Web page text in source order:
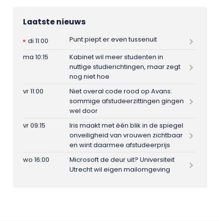
Laatste nieuws
di 11:00
Punt piept er even tussenuit
ma 10:15
Kabinet wil meer studenten in
nuttige studierichtingen, maar zegt
nog niet hoe
vr 11:00
Niet overal code rood op Avans:
sommige afstudeerzittingen gingen
wel door
vr 09:15
Iris maakt met één blik in de spiegel
onveiligheid van vrouwen zichtbaar
en wint daarmee afstudeerprijs
wo 16:00
Microsoft de deur uit? Universiteit
Utrecht wil eigen mailomgeving